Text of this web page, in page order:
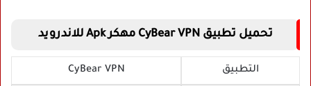
تحميل تطبيق CyBear VPN مهكر Apk للاندرويد
التطبيق CyBear VPN